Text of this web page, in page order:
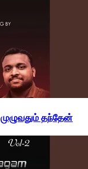
தந்தேன்